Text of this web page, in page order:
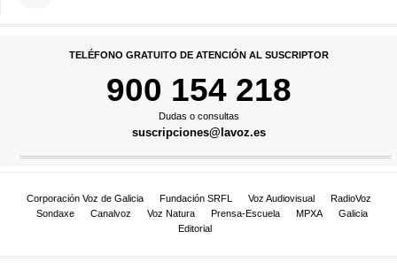
TELÉFONO GRATUITO DE ATENCIÓN AL SUSCRIPTOR
900 154 218
Dudas o consultas
suscripciones@lavoz.es
Corporación Voz de Galicia Fundación SRFL Voz Audiovisual
RadioVoz
Sondaxe
Canalvoz Voz Natura Prensa-Escuela MPXA
Galicia
Editorial